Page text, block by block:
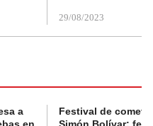
29/08/2023
a
en
Festival de
Simón Bolívar: